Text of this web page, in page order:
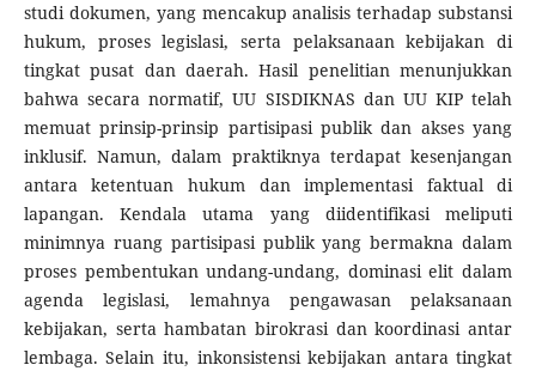
studi dokumen, yang mencakup analisis terhadap substansi
hukum, proses legislasi, serta pelaksanaan kebijakan di
tingkat pusat dan daerah. Hasil penelitian menunjukkan
bahwa secara normatif, UU SISDIKNAS dan UU KIP telah
memuat prinsip-prinsip partisipasi publik dan akses yang
inklusif. Namun, dalam praktiknya terdapat kesenjangan
antara ketentuan hukum dan implementasi faktual di
lapangan. Kendala utama yang diidentifikasi meliputi
minimnya ruang partisipasi publik yang bermakna dalam
proses pembentukan undang-undang, dominasi elit dalam
agenda legislasi, lemahnya pengawasan pelaksanaan
kebijakan, serta hambatan birokrasi dan koordinasi antar
lembaga. Selain itu, inkonsistensi kebijakan antara tingkat